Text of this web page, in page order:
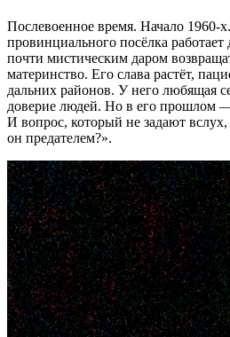
Послевоенное время. Начало 1960-
провинциального посёлка
почти мистическим даром
материнство. Его слава растёт,
дальних районов. У него любящая
доверие людей. Но в его прошлом
И вопрос, который не задают
он предателем?».